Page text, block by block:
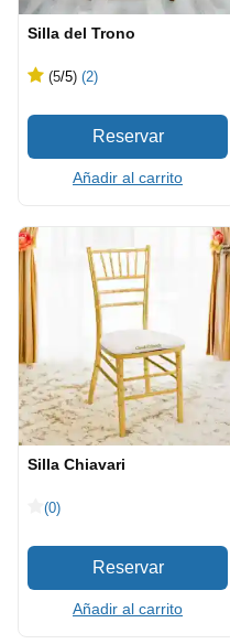
Silla del Trono
(5/5) (2)
Añadir al carrito
Silla Chiavari
(0)
Añadir al carrito